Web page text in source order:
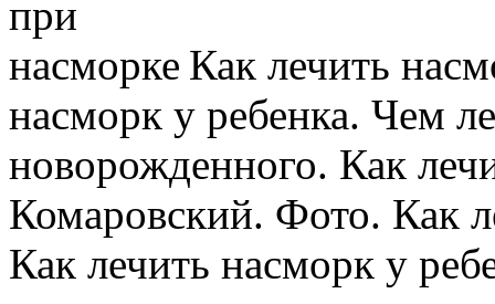
Как лечить
насморк у ребенка. Чем
новорожденного. Как
Комаровский. Фото. Как
Как лечить насморк у